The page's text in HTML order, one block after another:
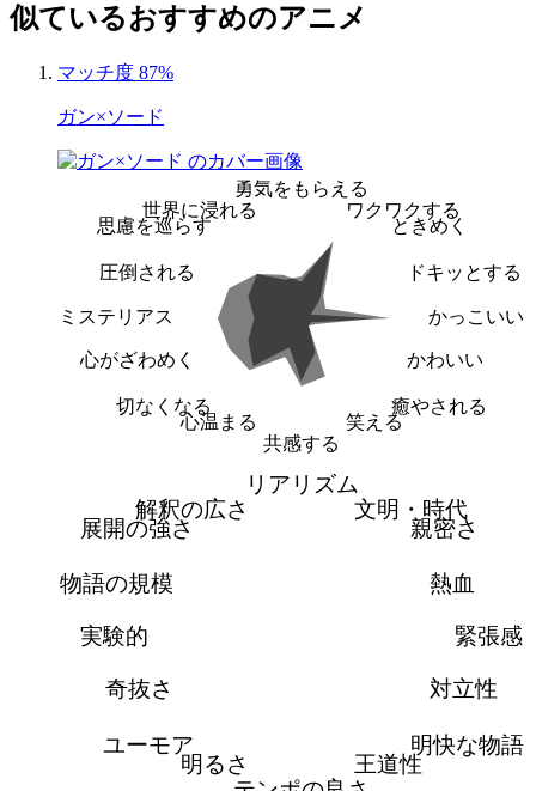
似ているおすすめのアニメ
マッチ度 87%
ガン×ソード
勇気をもらえる
ワクワクする
ときめく
ドキッとする
かっこいい
かわいい
癒やされる
笑える
共感する
心温まる
切なくなる
心がざわめく
ミステリアス
圧倒される
思慮を巡らす
世界に浸れる
リアリズム
文明・時代
親密さ
熱血
緊張感
対立性
明快な物語
王道性
明るさ
ユーモア
奇抜さ
実験的
物語の規模
展開の強さ
解釈の広さ